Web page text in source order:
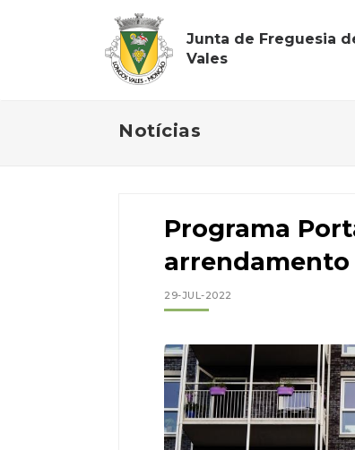
Junta de Freguesia
Vales
Notícias
Programa
29-JUL-2022